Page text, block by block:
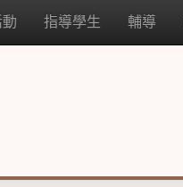
指導學生 輔導